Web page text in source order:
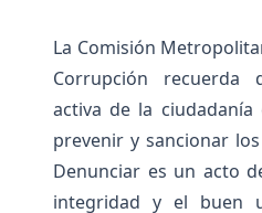
La Comisión
Corrupción recuerda
activa de la
prevenir y sancionar
Denunciar es un acto
integridad y el buen